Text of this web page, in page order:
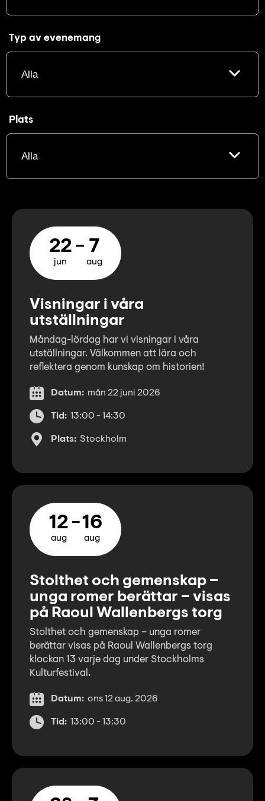
Typ av evenemang
Plats
22
jun
7
aug
Visningar i våra
utställningar
Måndag-lördag har vi visningar i våra
utställningar. Välkommen att lära och
reflektera genom kunskap om historien!
Datum: mån 22 juni 2026
Tid: 13:00 - 14:30
Plats: Stockholm
12
aug
16
aug
Stolthet och gemenskap –
unga romer berättar – visas
på Raoul Wallenbergs torg
Stolthet och gemenskap – unga romer
berättar visas på Raoul Wallenbergs torg
klockan 13 varje dag under Stockholms
Kulturfestival.
Datum: ons 12 aug. 2026
Tid: 13:00 - 13:30